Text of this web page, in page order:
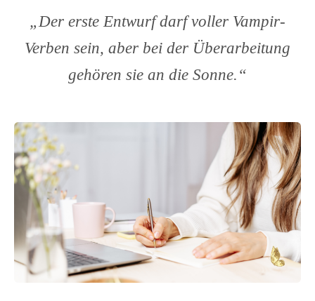
„Der erste Entwurf darf voller Vampir-
Verben sein, aber bei der Überarbeitung
gehören sie an die Sonne.“